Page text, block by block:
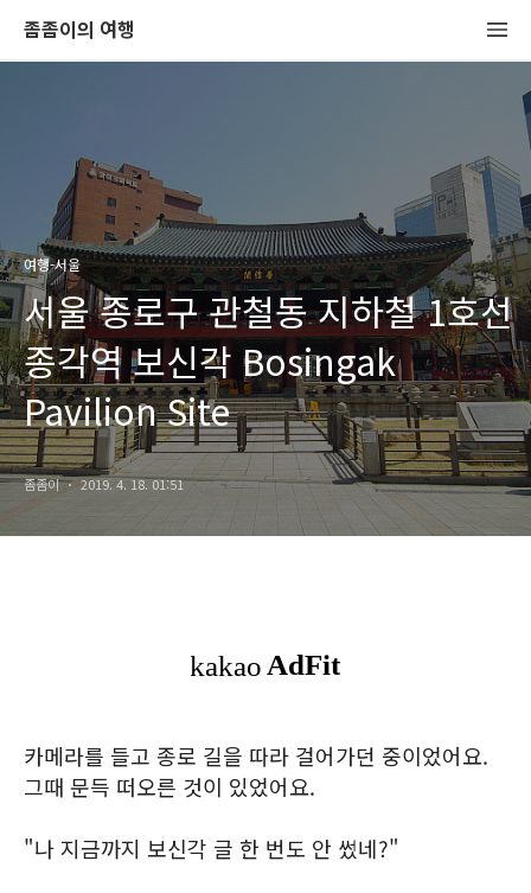
좀좀이의 여행
여행-서울
서울 종로구 관철동 지하철 1호선
종각역 보신각 Bosingak
Pavilion Site
좀좀이 2019. 4. 18. 01:51
카메라를 들고 종로 길을 따라 걸어가던 중이었어요.
그때 문득 떠오른 것이 있었어요.
"나 지금까지 보신각 글 한 번도 안 썼네?"